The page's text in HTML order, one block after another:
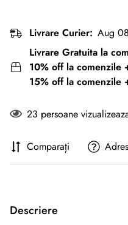
Livrare Curier: Aug
Livrare Gratuita la
10% off la comenzile
15% off la comenzile
23 persoane
Comparați
Descriere